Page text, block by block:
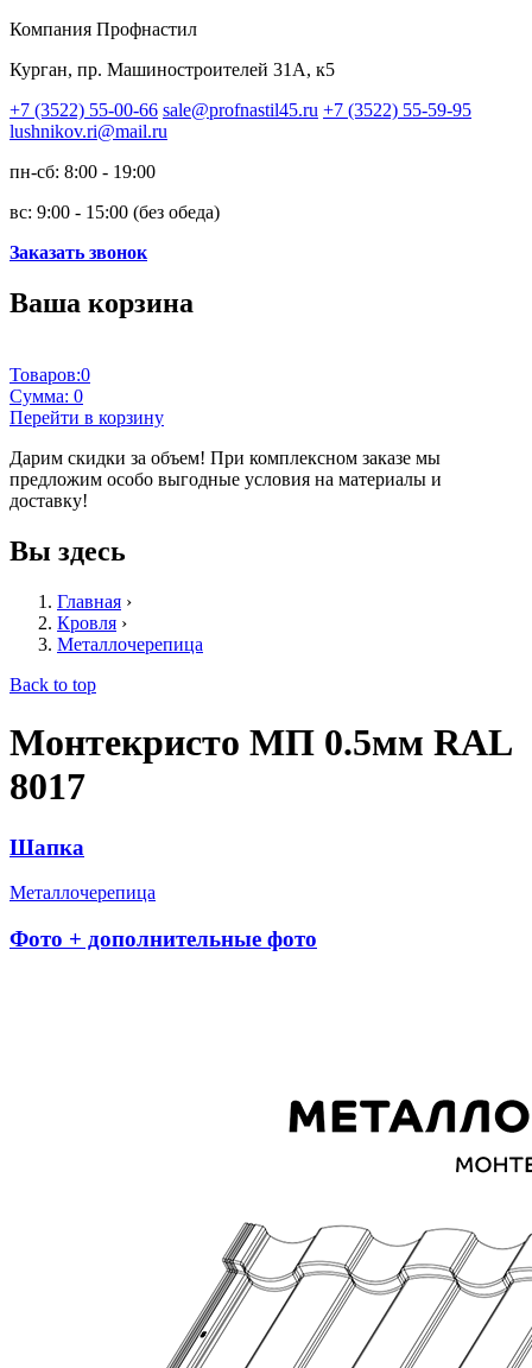
Компания Профнастил
Курган, пр. Машиностроителей 31А, к5
+7 (3522) 55-00-66 sale@profnastil45.ru +7 (3522) 55-59-95
lushnikov.ri@mail.ru
пн-сб: 8:00 - 19:00
вс: 9:00 - 15:00 (без обеда)
Заказать звонок
Ваша корзина
Товаров:0
Сумма: 0
Перейти в корзину
Дарим скидки за объем! При комплексном заказе мы
предложим особо выгодные условия на материалы и
доставку!
Вы здесь
Главная ›
Кровля ›
Металлочерепица
Back to top
Монтекристо МП 0.5мм RAL
8017
Шапка
Металлочерепица
Фото + дополнительные фото